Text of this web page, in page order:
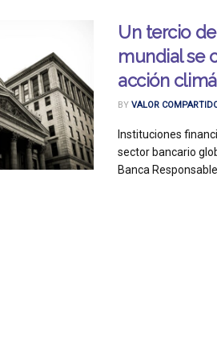
Un tercio
mundial se
acción
BY VALOR
Instituciones
sector bancario
Banca